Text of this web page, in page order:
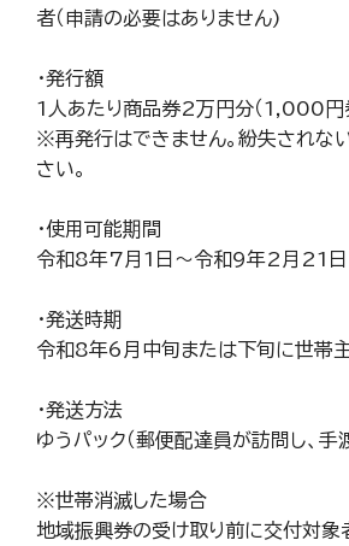
者（申請の必要はありません)
・発行額
1人あたり商品券2万円分（1,000円
※再発行はできません。紛失されな
さい。
・使用可能期間
令和8年7月1日～令和9年2月21日
・発送時期
令和8年6月中旬または下旬に世帯
・発送方法
ゆうパック（郵便配達員が訪問し、手
※世帯消滅した場合
地域振興券の受け取り前に交付対象